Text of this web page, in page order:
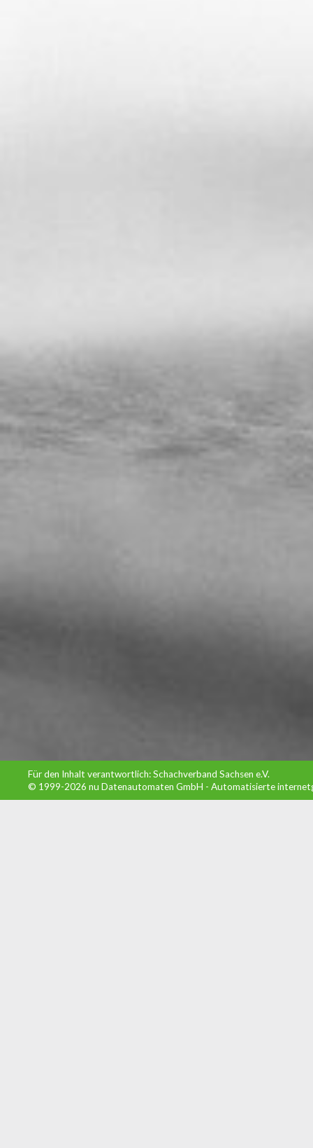
Für den Inhalt verantwortlich: Schachverband Sachsen e.V.
© 1999-2026 nu Datenautomaten GmbH - Automatisierte